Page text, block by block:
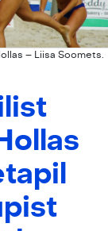
– Liisa Soomets.